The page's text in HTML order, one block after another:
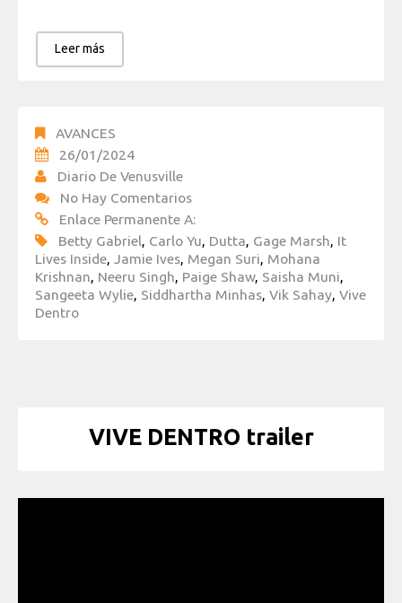
Leer más
AVANCES
26/01/2024
Diario De Venusville
No Hay Comentarios
Enlace Permanente A:
Betty Gabriel Carlo Yu Dutta Gage Marsh It
Lives Inside
Jamie Ives Megan Suri Mohana
Krishnan Neeru Singh Paige Shaw, Saisha Muni
Sangeeta Wylie Siddhartha Minhas Vik Sahay Vive
Dentro
VIVE DENTRO trailer